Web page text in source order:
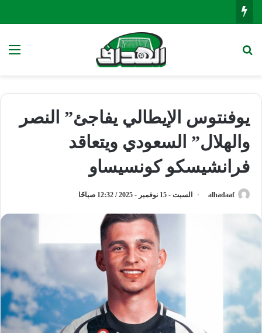
يوفنتوس الإيطالي يفاجئ” النصر
والهلال” السعودي ويتعاقد
فرانشيسكو كونسيساو
alhadaaf السبت - 15 نوفمبر - 2025 / 12:32 صباحًا